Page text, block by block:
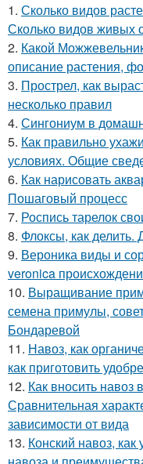
1. Сколько видов
Сколько видов живых
2. Какой
описание растения,
3. Прострел, как
несколько правил
4. Сингониум в
5. Как правильно
условиях. Общие
6. Как нарисовать
Пошаговый процесс
7. Роспись тарелок
8. Флоксы, как делить.
9. Вероника виды и
veronica
10. Выращивание
семена примулы,
Бондаревой
11. Навоз, как
как приготовить
12. Как вносить навоз
Сравнительная
зависимости от вида
13. Конский навоз,